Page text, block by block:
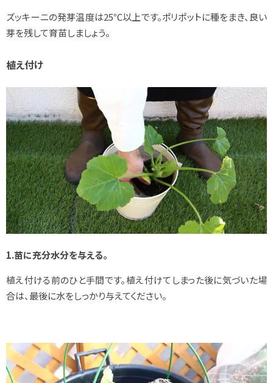
ズッキーニの発芽温度は25℃以上です。ポリポットに種をまき、良い
芽を残して育苗しましょう。
植え付け
1.苗に充分水分を与える。
植え付ける前のひと手間です。植え付けてしまった後に気づいた場
合は、最後に水をしっかり与えてください。